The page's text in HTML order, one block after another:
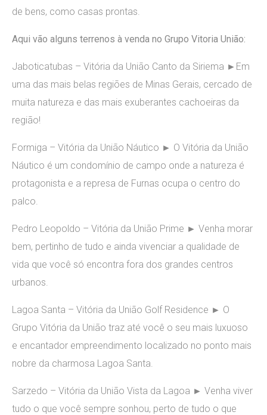
de bens, como casas prontas.
Aqui vão alguns terrenos à venda no Grupo Vitoria União:
Jaboticatubas – Vitória da União Canto da Siriema ►Em
uma das mais belas regiões de Minas Gerais, cercado de
muita natureza e das mais exuberantes cachoeiras da
região!
Formiga – Vitória da União Náutico ► O Vitória da União
Náutico é um condomínio de campo onde a natureza é
protagonista e a represa de Furnas ocupa o centro do
palco.
Pedro Leopoldo – Vitória da União Prime ► Venha morar
bem, pertinho de tudo e ainda vivenciar a qualidade de
vida que você só encontra fora dos grandes centros
urbanos.
Lagoa Santa – Vitória da União Golf Residence ► O
Grupo Vitória da União traz até você o seu mais luxuoso
e encantador empreendimento localizado no ponto mais
nobre da charmosa Lagoa Santa.
Sarzedo – Vitória da União Vista da Lagoa ► Venha viver
tudo o que você sempre sonhou, perto de tudo o que